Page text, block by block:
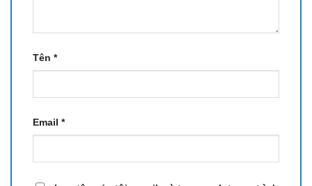
Khử nhăn
bằng hơi
Làm sạch
60℃
Tên *
Email *